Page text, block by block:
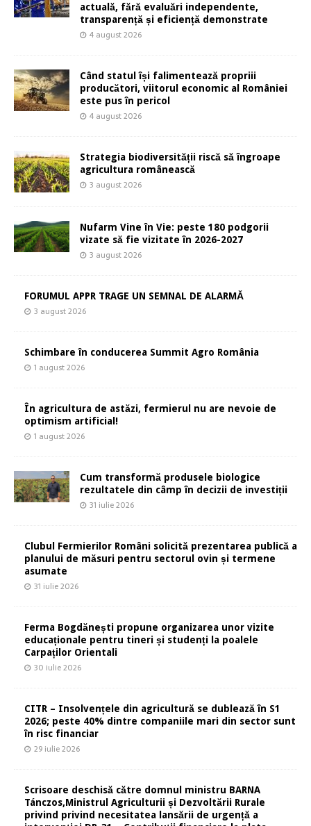
actuală, fără evaluări independente,
transparență și eficiență demonstrate
4 august 2026
Când statul își falimentează propriii
producători, viitorul economic al României
este pus în pericol
4 august 2026
Strategia biodiversității riscă să îngroape
agricultura românească
3 august 2026
Nufarm Vine în Vie: peste 180 podgorii
vizate să fie vizitate în 2026-2027
3 august 2026
FORUMUL APPR TRAGE UN SEMNAL DE ALARMĂ
3 august 2026
Schimbare în conducerea Summit Agro România
1 august 2026
În agricultura de astăzi, fermierul nu are nevoie de
optimism artificial!
1 august 2026
Cum transformă produsele biologice
rezultatele din câmp în decizii de investiții
31 iulie 2026
Clubul Fermierilor Români solicită prezentarea publică a
planului de măsuri pentru sectorul ovin și termene
asumate
31 iulie 2026
Ferma Bogdănești propune organizarea unor vizite
educaționale pentru tineri și studenți la poalele
Carpaților Orientali
30 iulie 2026
CITR – Insolvențele din agricultură se dublează în S1
2026; peste 40% dintre companiile mari din sector sunt
în risc financiar
29 iulie 2026
Scrisoare deschisă către domnul ministru BARNA
Tánczos,Ministrul Agriculturii și Dezvoltării Rurale
privind privind necesitatea lansării de urgență a